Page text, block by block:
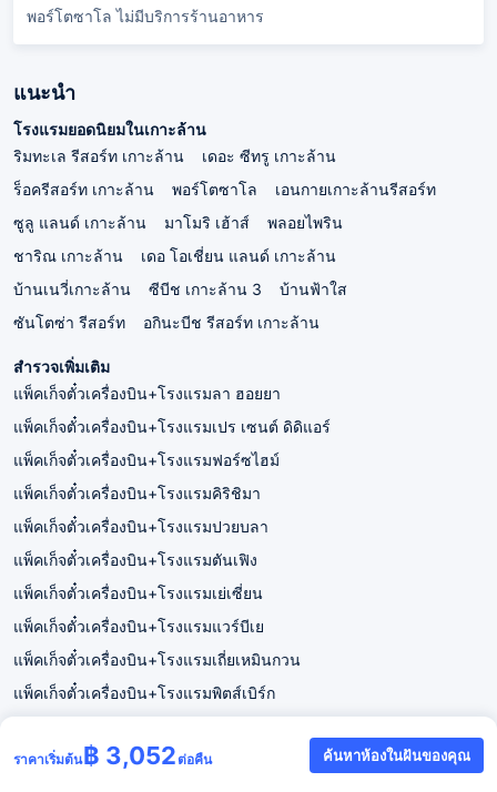
ราคาเริ่มต้น฿ 3,052 ต่อคืน ค้นหาห้องในฝันของคุณ
พอร์โตซาโล ไม่มีบริการร้านอาหาร
แนะนำ
โรงแรมยอดนิยมในเกาะล้าน
ริมทะเล รีสอร์ท เกาะล้าน
เดอะ ซีทรู เกาะล้าน
ร็อครีสอร์ท เกาะล้าน
พอร์โตซาโล
เอนกายเกาะล้านรีสอร์ท
ซูลู แลนด์ เกาะล้าน
มาโมริ เฮ้าส์
พลอยไพริน
ชาริณ เกาะล้าน
เดอ โอเชี่ยน แลนด์ เกาะล้าน
บ้านเนวี่เกาะล้าน
ซีบีช เกาะล้าน 3
บ้านฟ้าใส
ซันโตซ่า รีสอร์ท
อกินะบีช รีสอร์ท เกาะล้าน
สำรวจเพิ่มเติม
แพ็คเก็จตั๋วเครื่องบิน+โรงแรมลา ฮอยยา
แพ็คเก็จตั๋วเครื่องบิน+โรงแรมเปร เซนต์ ดิดิแอร์
แพ็คเก็จตั๋วเครื่องบิน+โรงแรมฟอร์ซไฮม์
แพ็คเก็จตั๋วเครื่องบิน+โรงแรมคิริชิมา
แพ็คเก็จตั๋วเครื่องบิน+โรงแรมปวยบลา
แพ็คเก็จตั๋วเครื่องบิน+โรงแรมตันเฟิง
แพ็คเก็จตั๋วเครื่องบิน+โรงแรมเย่เซี่ยน
แพ็คเก็จตั๋วเครื่องบิน+โรงแรมแวร์บีเย
แพ็คเก็จตั๋วเครื่องบิน+โรงแรมเถี่ยเหมินกวน
แพ็คเก็จตั๋วเครื่องบิน+โรงแรมพิตส์เบิร์ก
Trip.co.th แพ็คเก็จตั๋วเครื่องบิน+โรงแรมเกาะล้าน พอร์โตซาโล